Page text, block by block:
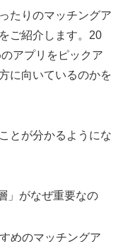
たりのマッチングア
ご紹介します。20
アプリをピックア
に向いているのかを
とが分かるようにな
」がなぜ重要なの
めのマッチングア